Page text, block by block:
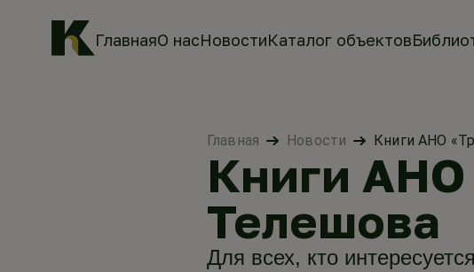
ГлавнаяО насНовостиКаталог объектов
Главная Новости Книги АНО
Книги АНО
Телешова
Для всех, кто